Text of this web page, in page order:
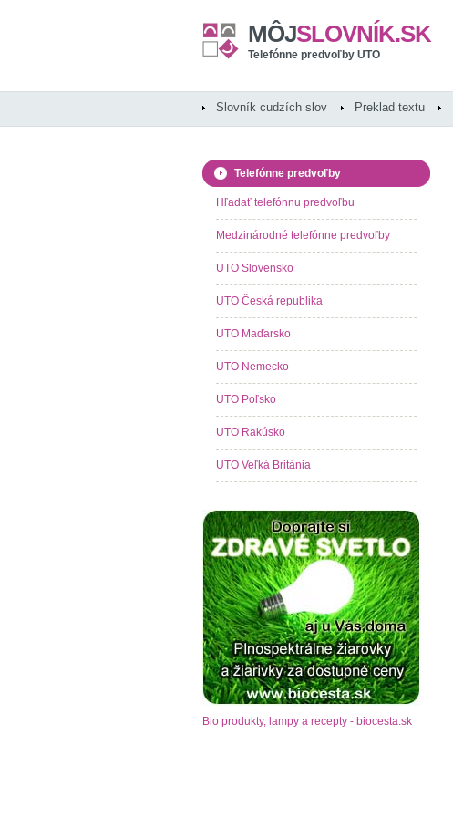
MÔJSLOVNÍK.SK
Telefónne predvoľby UTO
Slovník cudzích slov Preklad textu
Telefónne predvoľby
Hľadať telefónnu predvoľbu
Medzinárodné telefónne predvoľby
UTO Slovensko
UTO Česká republika
UTO Maďarsko
UTO Nemecko
UTO Poľsko
UTO Rakúsko
UTO Veľká Británia
Bio produkty, lampy a recepty - biocesta.sk